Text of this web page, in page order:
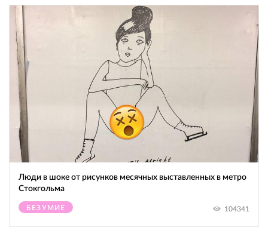
Люди в шоке от рисунков месячных выставленных в метро
Стокгольма
БЕЗУМИЕ 104341